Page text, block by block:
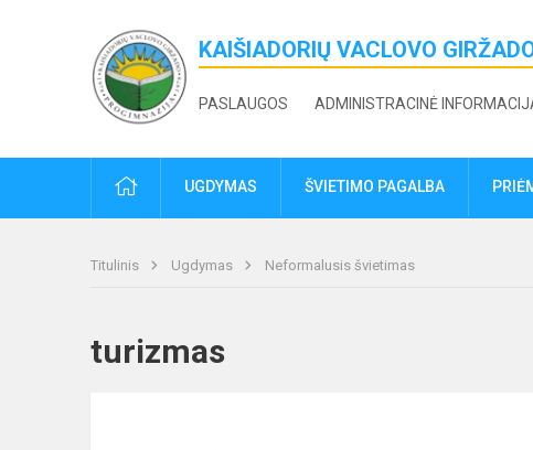
KAIŠIADORIŲ VACLOVO
PASLAUGOS ADMINISTRACINĖ
PRADŽIAUGDYMAS ŠVIETIMO PAGALBA
Titulinis Ugdymas Neformalusis švietimas
turizmas